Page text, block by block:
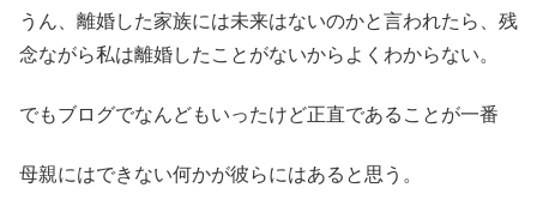
うん、離婚した家族には未来はないのかと言われたら、残
念ながら私は離婚したことがないからよくわからない。
でもブログでなんどもいったけど正直であることが一番
母親にはできない何かが彼らにはあると思う。